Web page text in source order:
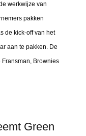
werkwijze van
pakken
de kick-off van het
aan te pakken. De
Fransman, Brownies
Green